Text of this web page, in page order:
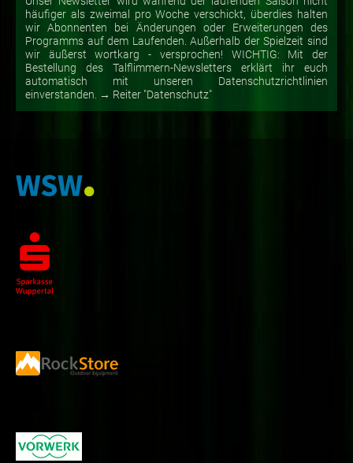
häufiger als zweimal pro Woche verschickt, überdies halten
wir Abonnenten bei Änderungen oder Erweiterungen des
Programms auf dem Laufenden. Außerhalb der Spielzeit sind
wir äußerst wortkarg - versprochen! WICHTIG: Mit der
Bestellung des Talflimmern-Newsletters erklärt ihr euch
automatisch mit unseren Datenschutzrichtlinien
einverstanden. → Reiter "Datenschutz"